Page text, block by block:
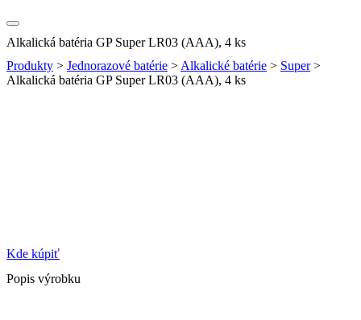
Alkalická batéria GP Super LR03 (AAA), 4 ks
Produkty > Jednorazové batérie > Alkalické batérie > Super>
Alkalická batéria GP Super LR03 (AAA), 4 ks
Kde kúpiť
Popis výrobku